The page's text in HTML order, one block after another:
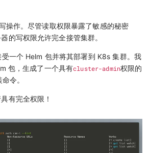
操作。尽管读取权限暴露了敏感的秘密
的写权限允许完全接管集群。
受一个 Helm 包并将其部署到 K8s 集群。我
包，生成了一个具有cluster-admin权限的
令。
有完全权限！